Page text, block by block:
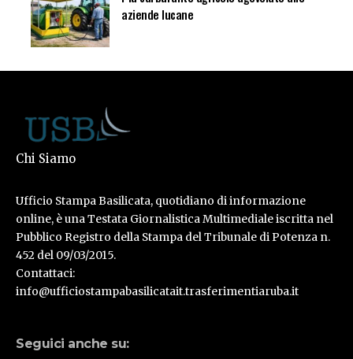
aziende lucane
Chi Siamo
Ufficio Stampa Basilicata, quotidiano di informazione
online, è una Testata Giornalistica Multimediale iscritta nel
Pubblico Registro della Stampa del Tribunale di Potenza n.
452 del 09/03/2015.
Contattaci:
info@ufficiostampabasilicatait.trasferimentiaruba.it
Seguici anche su: